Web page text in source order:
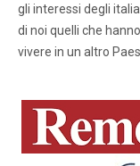
gli interessi degli
di noi quelli che
vivere in un altro